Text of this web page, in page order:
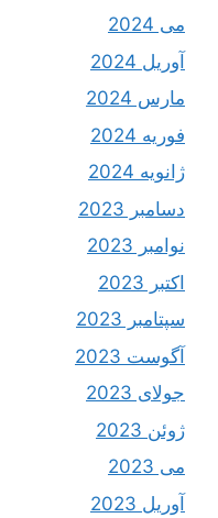
می 2024
آوریل 2024
مارس 2024
فوریه 2024
ژانویه 2024
دسامبر 2023
نوامبر 2023
اکتبر 2023
سپتامبر 2023
آگوست 2023
جولای 2023
ژوئن 2023
می 2023
آوریل 2023